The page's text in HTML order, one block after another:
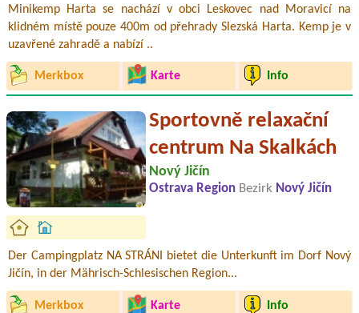
Minikemp Harta se nachází v obci Leskovec nad Moravicí na
klidném místě pouze 400m od přehrady Slezská Harta. Kemp je v
uzavřené zahradě a nabízí ..
Merkbox Karte Info
Sportovně relaxační
centrum Na Skalkách
Nový Jičín
Ostrava Region Bezirk Nový Jičín
Der Campingplatz NA STRÁNI bietet die Unterkunft im Dorf Nový
Jičín, in der Mährisch-Schlesischen Region...
Merkbox Karte Info